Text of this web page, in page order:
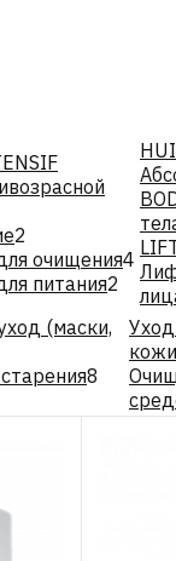
2
очищения4
питания2
(маски,
8
кожи